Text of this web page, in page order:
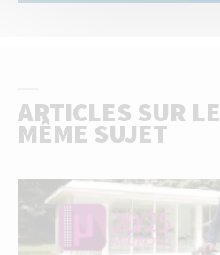
ARTICLES SUR LE
MÊME SUJET